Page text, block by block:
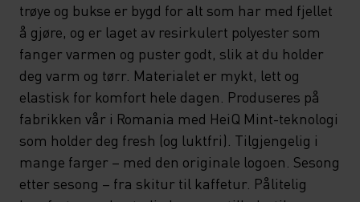
trøye og bukse er bygd for alt som har med fjellet
å gjøre, og er laget av resirkulert polyester som
fanger varmen og puster godt, slik at du holder
deg varm og tørr. Materialet er mykt, lett og
elastisk for komfort hele dagen. Produseres på
fabrikken vår i Romania med HeiQ Mint-teknologi
som holder deg fresh (og luktfri). Tilgjengelig i
mange farger – med den originale logoen. Sesong
etter sesong – fra skitur til kaffetur. Pålitelig